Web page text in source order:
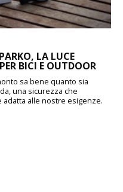
LA LUCE
BICI E OUTDOOR
sa bene quanto sia
una sicurezza che
alle nostre esigenze.